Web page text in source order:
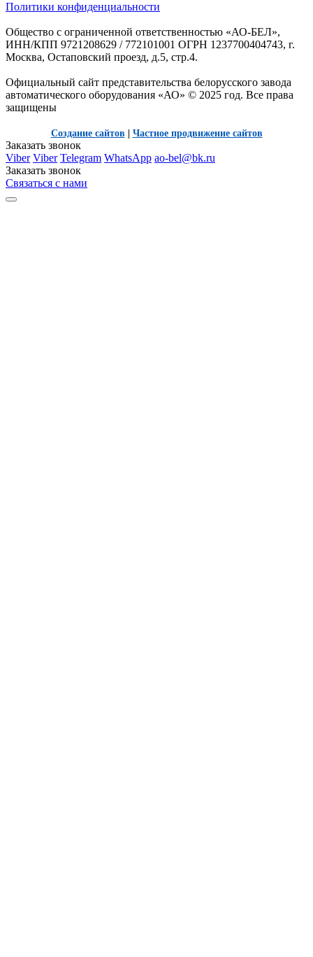
Политики конфиденциальности
Общество с ограниченной ответственностью «АО-БЕЛ»,
ИНН/КПП 9721208629 / 772101001 ОГРН 1237700404743, г.
Москва, Остаповский проезд, д.5, стр.4.
Официальный сайт представительства белорусского завода
автоматического оборудования «АО» © 2025 год. Все права
защищены
Создание сайтов Частное продвижение сайтов
Заказать звонок
Viber Viber Telegram WhatsApp ao-bel@bk.ru
Заказать звонок
Связаться с нами